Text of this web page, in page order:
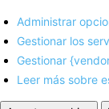
Administrar
Gestionar los
Gestionar
Leer más sobre